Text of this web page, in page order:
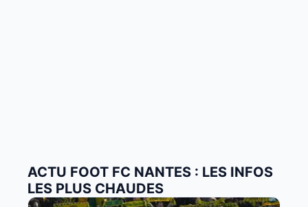
ACTU FOOT FC NANTES : LES INFOS
LES PLUS CHAUDES